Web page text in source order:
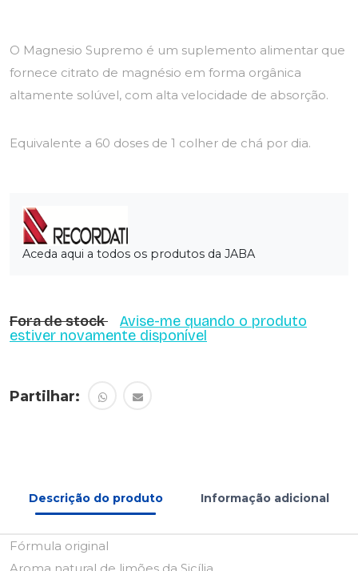
O Magnesio Supremo é um suplemento alimentar que
fornece citrato de magnésio em forma orgânica
altamente solúvel, com alta velocidade de absorção.
Equivalente a 60 doses de 1 colher de chá por dia.
Aceda aqui a todos os produtos da JABA
Fora de stock
Avise-me quando o produto
estiver novamente disponível
Partilhar:
Descrição do produto Informação adicional
Fórmula original